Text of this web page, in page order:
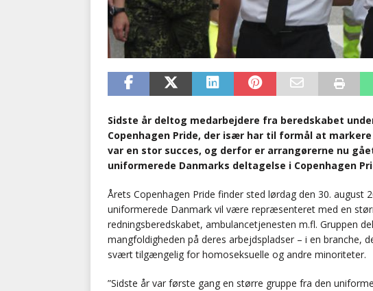
Sidste år deltog medarbejdere fra beredskabet
Copenhagen Pride, der især har til formål at
var en stor succes, og derfor er arrangørerne nu
uniformerede Danmarks deltagelse i Copenhagen
Årets Copenhagen Pride finder sted lørdag den 30. august
uniformerede Danmark vil være repræsenteret med en
redningsberedskabet, ambulancetjenesten m.fl. Gruppen
mangfoldigheden på deres arbejdspladser – i en branche,
svært tilgængelig for homoseksuelle og andre minoriteter.
”Sidste år var første gang en større gruppe fra den